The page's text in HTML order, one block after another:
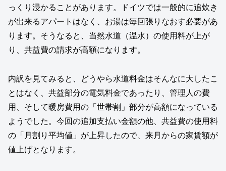
っくり浸かることがあります。ドイツでは一般的に追炊き
が出来るアパートはなく、お湯は毎回張りなおす必要があ
ります。そうなると、当然水道（温水）の使用料が上が
り、共益費の請求が高額になります。
内訳を見てみると、どうやら水道料金はそんなに大したこ
とはなく、共益部分の電気料金であったり、管理人の費
用、そして暖房費用の「世帯割」部分が高額になっている
ようでした。今回の追加支払い金額の他、共益費の使用料
の「月割り平均値」が上昇したので、来月からの家賃額が
値上げとなります。